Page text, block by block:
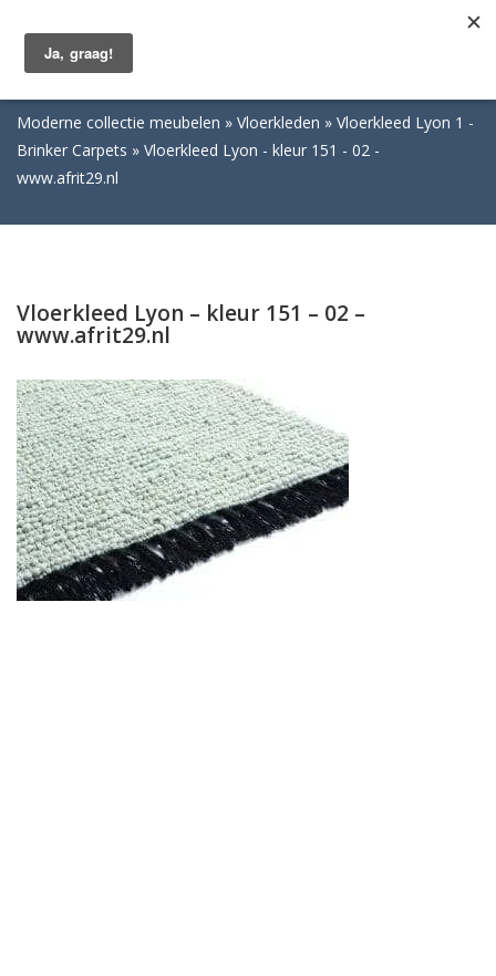
Moderne collectie meubelen Vloerkleden
Vloerkleed Lyon 1 -
Brinker Carpets
Vloerkleed Lyon - kleur 151 - 02 -
www.afrit29.nl
Vloerkleed Lyon – kleur 151 – 02 –
www.afrit29.nl